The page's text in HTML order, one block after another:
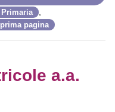
Primaria ,
prima pagina
a.a.